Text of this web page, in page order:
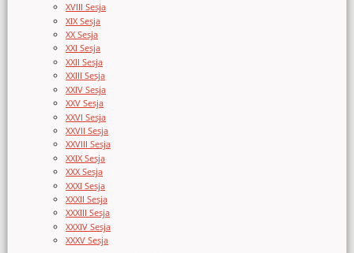
XVIII Sesja
XIX Sesja
XX Sesja
XXI Sesja
XXII Sesja
XXIII Sesja
XXIV Sesja
XXV Sesja
XXVI Sesja
XXVII Sesja
XXVIII Sesja
XXIX Sesja
XXX Sesja
XXXI Sesja
XXXII Sesja
XXXIII Sesja
XXXIV Sesja
XXXV Sesja